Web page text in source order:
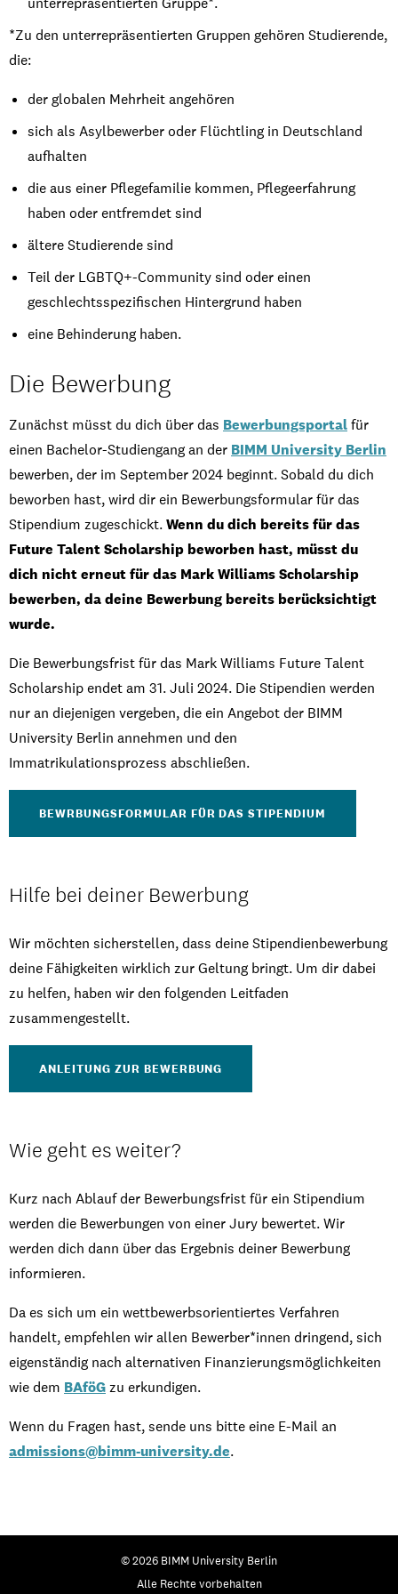
*Zu den unterrepräsentierten Gruppen gehören Studierende,
die:
der globalen Mehrheit angehören
sich als Asylbewerber oder Flüchtling in Deutschland
aufhalten
die aus einer Pflegefamilie kommen, Pflegeerfahrung
haben oder entfremdet sind
ältere Studierende sind
Teil der LGBTQ+-Community sind oder einen
geschlechtsspezifischen Hintergrund haben
eine Behinderung haben.
Die Bewerbung
Zunächst müsst du dich über das Bewerbungsportalfür
einen Bachelor-Studiengang an der BIMM University Berlin
bewerben, der im September 2024 beginnt. Sobald du dich
beworben hast, wird dir ein Bewerbungsformular für das
Stipendium zugeschickt.Wenn du dich bereits für das
Future Talent Scholarship beworben hast, müsst du
dich nicht erneut für das Mark Williams Scholarship
bewerben, da deine Bewerbung bereits berücksichtigt
wurde.
Die Bewerbungsfrist für das Mark Williams Future Talent
Scholarship endet am 31. Juli 2024. Die Stipendien werden
nur an diejenigen vergeben, die ein Angebot der BIMM
University Berlin annehmen und den
Immatrikulationsprozess abschließen.
BEWRBUNGSFORMULAR FÜR DAS STIPENDIUM
Hilfe bei deiner Bewerbung
Wir möchten sicherstellen, dass deine Stipendienbewerbung
deine Fähigkeiten wirklich zur Geltung bringt. Um dir dabei
zu helfen, haben wir den folgenden Leitfaden
zusammengestellt.
ANLEITUNG ZUR BEWERBUNG
Wie geht es weiter?
Kurz nach Ablauf der Bewerbungsfrist für ein Stipendium
werden die Bewerbungen von einer Jury bewertet. Wir
werden dich dann über das Ergebnis deiner Bewerbung
informieren.
Da es sich um ein wettbewerbsorientiertes Verfahren
handelt, empfehlen wir allen Bewerber*innen dringend, sich
eigenständig nach alternativen Finanzierungsmöglichkeiten
wie dem BAföGzu erkundigen.
Wenn du Fragen hast, sende uns bitte eine E-Mail an
admissions@bimm-university.de.
© 2026 BIMM University Berlin
Alle Rechte vorbehalten